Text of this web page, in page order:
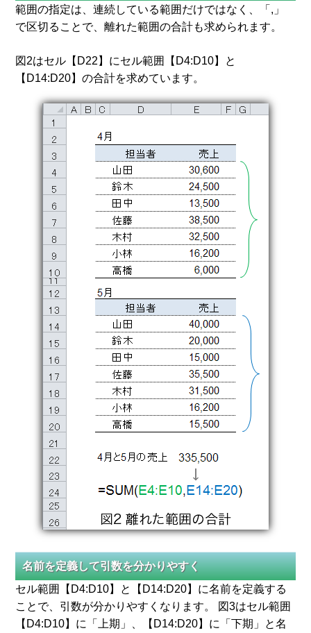
範囲の指定は、連続している範囲だけではなく、「,」
で区切ることで、離れた範囲の合計も求められます。
図2はセル【D22】にセル範囲【D4:D10】と
【D14:D20】の合計を求めています。
名前を定義して引数を分かりやすく
セル範囲【D4:D10】と【D14:D20】に名前を定義する
ことで、引数が分かりやすくなります。 図3はセル範囲
【D4:D10】に「上期」、【D14:D20】に「下期」と名